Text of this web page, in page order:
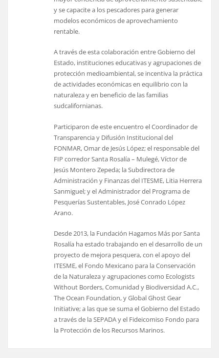
y se capacite a los pescadores para generar
modelos económicos de aprovechamiento
rentable.
A través de esta colaboración entre Gobierno del
Estado, instituciones educativas y agrupaciones de
protección medioambiental, se incentiva la práctica
de actividades económicas en equilibrio con la
naturaleza y en beneficio de las familias
sudcalifornianas.
Participaron de este encuentro el Coordinador de
Transparencia y Difusión Institucional del
FONMAR, Omar de Jesús López; el responsable del
FIP corredor Santa Rosalía – Mulegé, Víctor de
Jesús Montero Zepeda; la Subdirectora de
Administración y Finanzas del ITESME, Litia Herrera
Sanmiguel; y el Administrador del Programa de
Pesquerías Sustentables, José Conrado López
Arano.
Desde 2013, la Fundación Hagamos Más por Santa
Rosalía ha estado trabajando en el desarrollo de un
proyecto de mejora pesquera, con el apoyo del
ITESME, el Fondo Mexicano para la Conservación
de la Naturaleza y agrupaciones como Ecologists
Without Borders, Comunidad y Biodiversidad A.C.,
The Ocean Foundation, y Global Ghost Gear
Initiative; a las que se suma el Gobierno del Estado
a través de la SEPADA y el Fideicomiso Fondo para
la Protección de los Recursos Marinos.